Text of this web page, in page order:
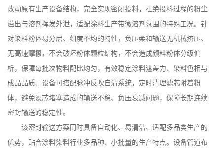
改动原有生产设备结构，完全实现密闭投料，杜绝投料过程的粉尘
溢出与溶剂挥发外泄，适配涂料生产带微溶剂氛围的特殊工况。针
对染料粉体易分层、细度不均的特性，负压柔和输送无机械挤压、
无高速摩擦，不会破坏粉体颗粒结构，不会造成颜料粉体分级偏
析，保障每批次物料配比均匀，有效稳定涂料遮盖力、染料色相与
成品品质。设备可搭配脉冲反吹自清系统，定时清理滤芯附着粉
体，避免滤芯堵塞造成的输送不稳、负压衰减问题，保障长期连续
密封输送的稳定性。
该密封输送方案同时具备自动化、易清洁、适配多品类生产的
优势，贴合涂料染料行业多品种、小批量的生产特点。设备管道布